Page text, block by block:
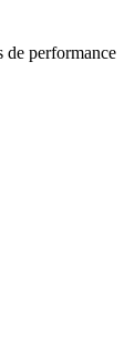
de performance